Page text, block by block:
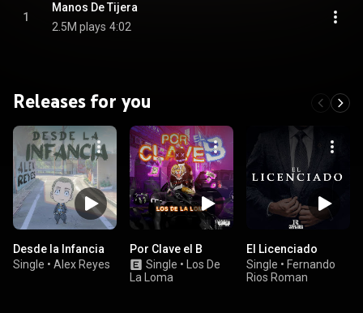
1
Manos De Tijera
2.5M plays 4:02
Releases for you
Desde la Infancia
Single • Alex Reyes
Por Clave el B
Single •
Los De
La Loma
El Licenciado
Single • Fernando
Rios Roman